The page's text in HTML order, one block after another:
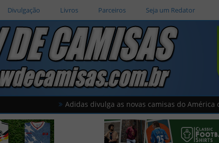
Divulgação Livros Parceiros Seja um Redator
Adidas divulga as novas camisas do América do México